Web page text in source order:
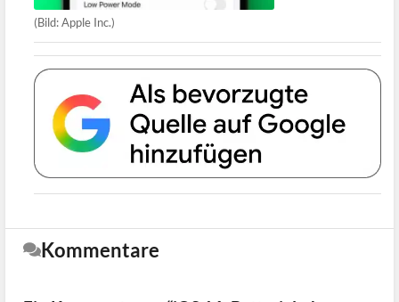
(Bild: Apple Inc.)
Kommentare